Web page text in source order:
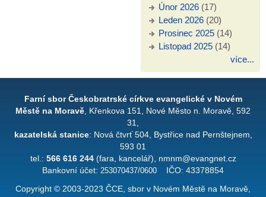
Únor 2026(17)
Leden 2026(20)
Prosinec 2025(14)
Listopad 2025(14)
více...
Farní sbor Českobratrské církve evangelické v Novém
Městě na Moravě , Křenkova 151, Nové Město n. Moravě, 592
31,
kazatelská stanice: Nová čtvrť 504, Bystřice nad Pernštejnem,
593 01
tel.: 566 616 244(fara, kancelář), nmnm@evangnet.cz
Bankovní účet: 253070437/0600 IČO: 43378854
Copyright © 2003-2023 ČCE, sbor v Novém Městě na Moravě,